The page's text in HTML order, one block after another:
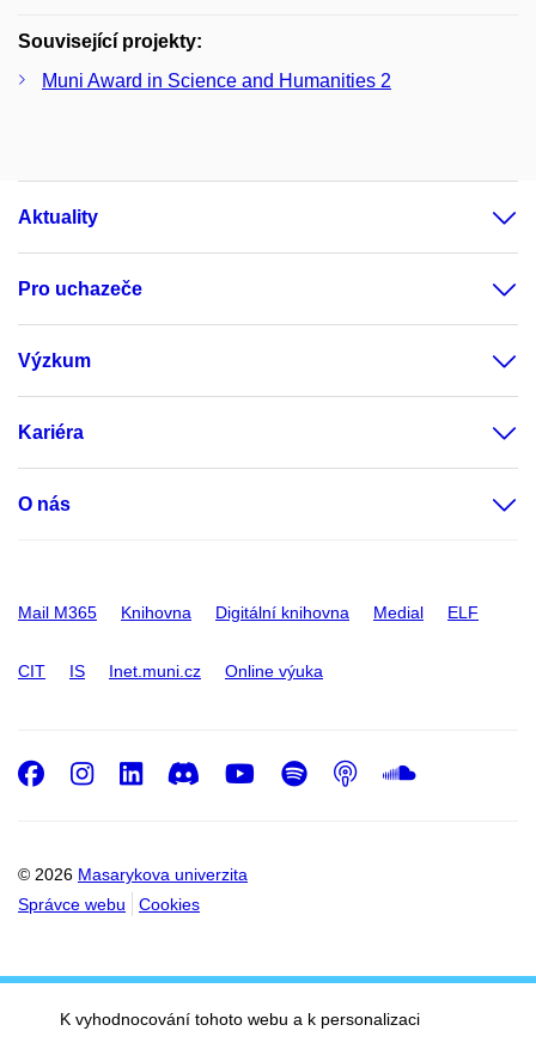
Související projekty:
Muni Award in Science and Humanities 2
Aktuality
Pro uchazeče
Výzkum
Kariéra
O nás
Mail M365 Knihovna Digitální knihovna Medial ELF
CIT IS Inet.muni.cz Online výuka
© 2026 Masarykova univerzita
Správce webu
Cookies
Facebook
Instagram
LinkedIn
DiscordYoutube
Spotify
Podcast
K vyhodnocování tohoto webu a k personalizaci